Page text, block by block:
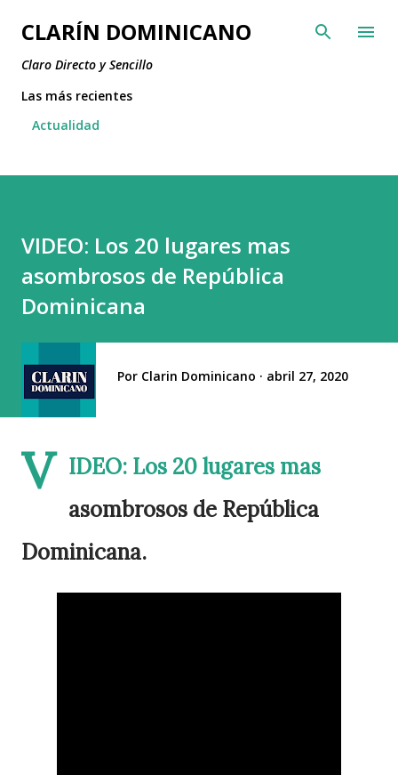
Ir al contenido principal
CLARÍN DOMINICANO
Claro Directo y Sencillo
Las más recientes
Actualidad
VIDEO: Los 20 lugares mas
asombrosos de República
Dominicana
Por Clarin Dominicano abril 27, 2020
V IDEO: Los 20 lugares mas
asombrosos de República
Dominicana.